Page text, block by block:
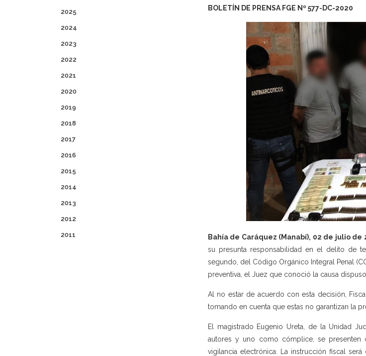
2025
2024
2023
2022
2021
2020
2019
2018
2017
2016
2015
2014
2013
2012
2011
BOLETÍN DE PRENSA FGE Nº 577-DC-2020
Bahía de Caráquez (Manabí), 02 de julio de
su presunta responsabilidad en el delito de
segundo, del Código Orgánico Integral Penal
preventiva, el Juez que conoció la causa
Al no estar de acuerdo con esta decisión,
tomando en cuenta que estas no garantizan la
El magistrado Eugenio Ureta, de la Unidad
autores y uno como cómplice, se
vigilancia electrónica. La instrucción fiscal